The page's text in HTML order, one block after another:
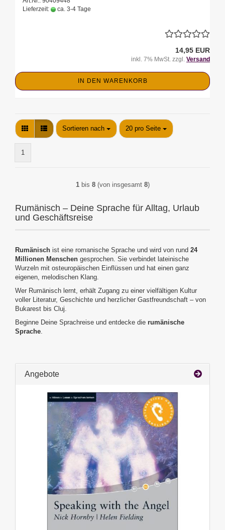
Lieferzeit:
ca. 3-4 Tage
14,95 EUR
inkl. 7% MwSt. zzgl. Versand
IN DEN WARENKORB
Sortieren nach
Sortieren nach 20 pro Seite
pro Seite
1
1bis 8(von insgesamt 8)
Rumänisch – Deine Sprache für Alltag, Urlaub
und Geschäftsreise
Rumänisch ist eine romanische Sprache und wird von rund 24
Millionen Menschen gesprochen. Sie verbindet lateinische
Wurzeln mit osteuropäischen Einflüssen und hat einen ganz
eigenen, melodischen Klang.
Wer Rumänisch lernt, erhält Zugang zu einer vielfältigen Kultur
voller Literatur, Geschichte und herzlicher Gastfreundschaft – von
Bukarest bis Cluj.
Beginne Deine Sprachreise und entdecke die rumänische
Sprache.
Angebote